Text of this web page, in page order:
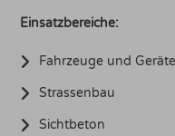
Einsatzbereiche:
Fahrzeuge und
Strassenbau
Sichtbeton